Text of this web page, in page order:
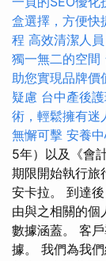
盒選擇，方便快
程 高效清潔人
獨一無二的空間
助您實現品牌價
疑慮 台中產後
術，輕鬆擁有迷
無懈可擊 安養
5年）以及《會
期限開始執行旅
安卡拉。 到達
由與之相關的個
數據涵蓋。 客
據。 我們為我